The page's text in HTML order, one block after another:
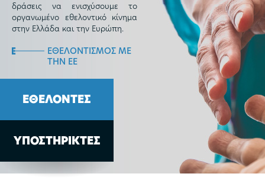
δράσεις να ενισχύσουμε το
οργανωμένο εθελοντικό κίνημα
στην Ελλάδα και την Ευρώπη.
ΕΘΕΛΟΝΤΙΣΜΟΣ ΜΕ
ΤΗΝ ΕΕ
ΕΘΕΛΟΝΤΕΣ
ΥΠΟΣΤΗΡΙΚΤΕΣ